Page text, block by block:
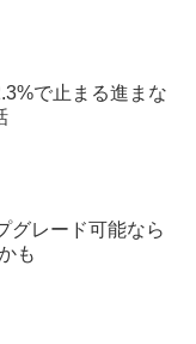
で止まる進まな
グレード可能なら
も